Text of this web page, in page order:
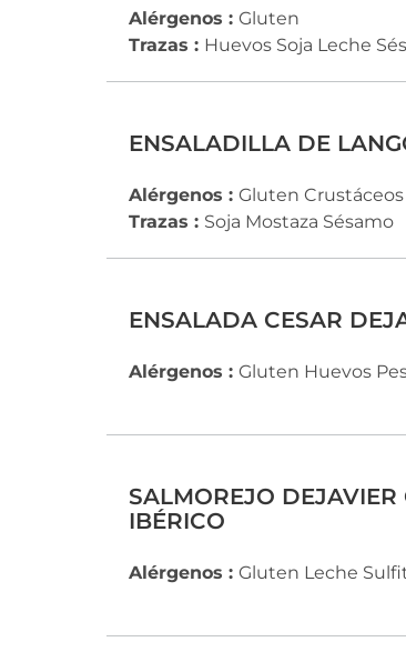
Alérgenos : Gluten
Trazas : Huevos Soja Leche
ENSALADILLA DE
Alérgenos : Gluten Crustáceos
Trazas : Soja Mostaza Sésamo
ENSALADA CESAR
Alérgenos : Gluten Huevos
SALMOREJO
IBÉRICO
Alérgenos : Gluten Leche